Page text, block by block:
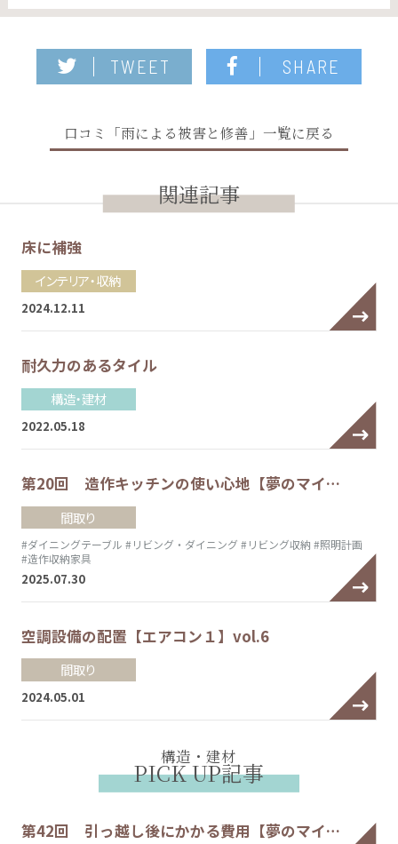
TWEET SHARE
口コミ「雨による被害と修善」一覧に戻る
関連記事
床に補強
インテリア・収納
2024.12.11
耐久力のあるタイル
構造・建材
2022.05.18
第20回 造作キッチンの使い心地【夢のマイ…
間取り
#ダイニングテーブル #リビング・ダイニング #リビング収納 #照明計画
#造作収納家具
2025.07.30
空調設備の配置【エアコン１】vol.6
間取り
2024.05.01
構造・建材
PICK UP記事
第42回 引っ越し後にかかる費用【夢のマイ…